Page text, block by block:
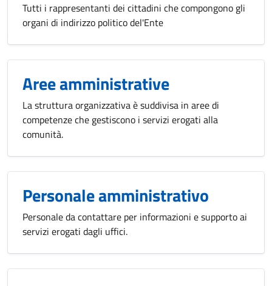
Tutti i rappresentanti dei cittadini che compongono gli
organi di indirizzo politico del'Ente
Aree amministrative
La struttura organizzativa è suddivisa in aree di
competenze che gestiscono i servizi erogati alla
comunità.
Personale amministrativo
Personale da contattare per informazioni e supporto ai
servizi erogati dagli uffici.